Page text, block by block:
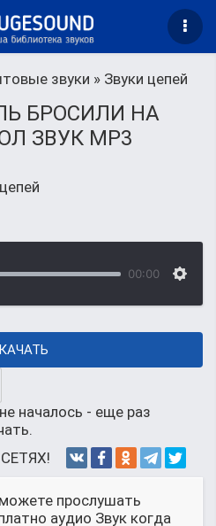
звуки » Звуки цепей
БРОСИЛИ НА
ЗВУК MP3
00:00
началось - еще раз
прослушать
аудио Звук когда